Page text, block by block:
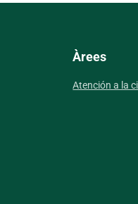
Àrees
Atención a la